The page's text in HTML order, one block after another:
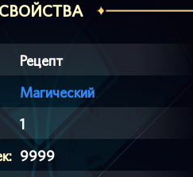
СВОЙСТВА
Рецепт
Магический
1
9999